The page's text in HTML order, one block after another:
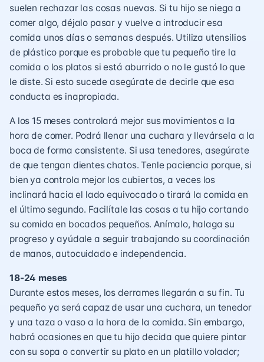
suelen rechazar las cosas nuevas. Si tu hijo se niega a
comer algo, déjalo pasar y vuelve a introducir esa
comida unos días o semanas después. Utiliza utensilios
de plástico porque es probable que tu pequeño tire la
comida o los platos si está aburrido o no le gustó lo que
le diste. Si esto sucede asegúrate de decirle que esa
conducta es inapropiada.
A los 15 meses controlará mejor sus movimientos a la
hora de comer. Podrá llenar una cuchara y llevársela a la
boca de forma consistente. Si usa tenedores, asegúrate
de que tengan dientes chatos. Tenle paciencia porque, si
bien ya controla mejor los cubiertos, a veces los
inclinará hacia el lado equivocado o tirará la comida en
el último segundo. Facilítale las cosas a tu hijo cortando
su comida en bocados pequeños. Anímalo, halaga su
progreso y ayúdale a seguir trabajando su coordinación
de manos, autocuidado e independencia.
18-24 meses
Durante estos meses, los derrames llegarán a su fin. Tu
pequeño ya será capaz de usar una cuchara, un tenedor
y una taza o vaso a la hora de la comida. Sin embargo,
habrá ocasiones en que tu hijo decida que quiere pintar
con su sopa o convertir su plato en un platillo volador;